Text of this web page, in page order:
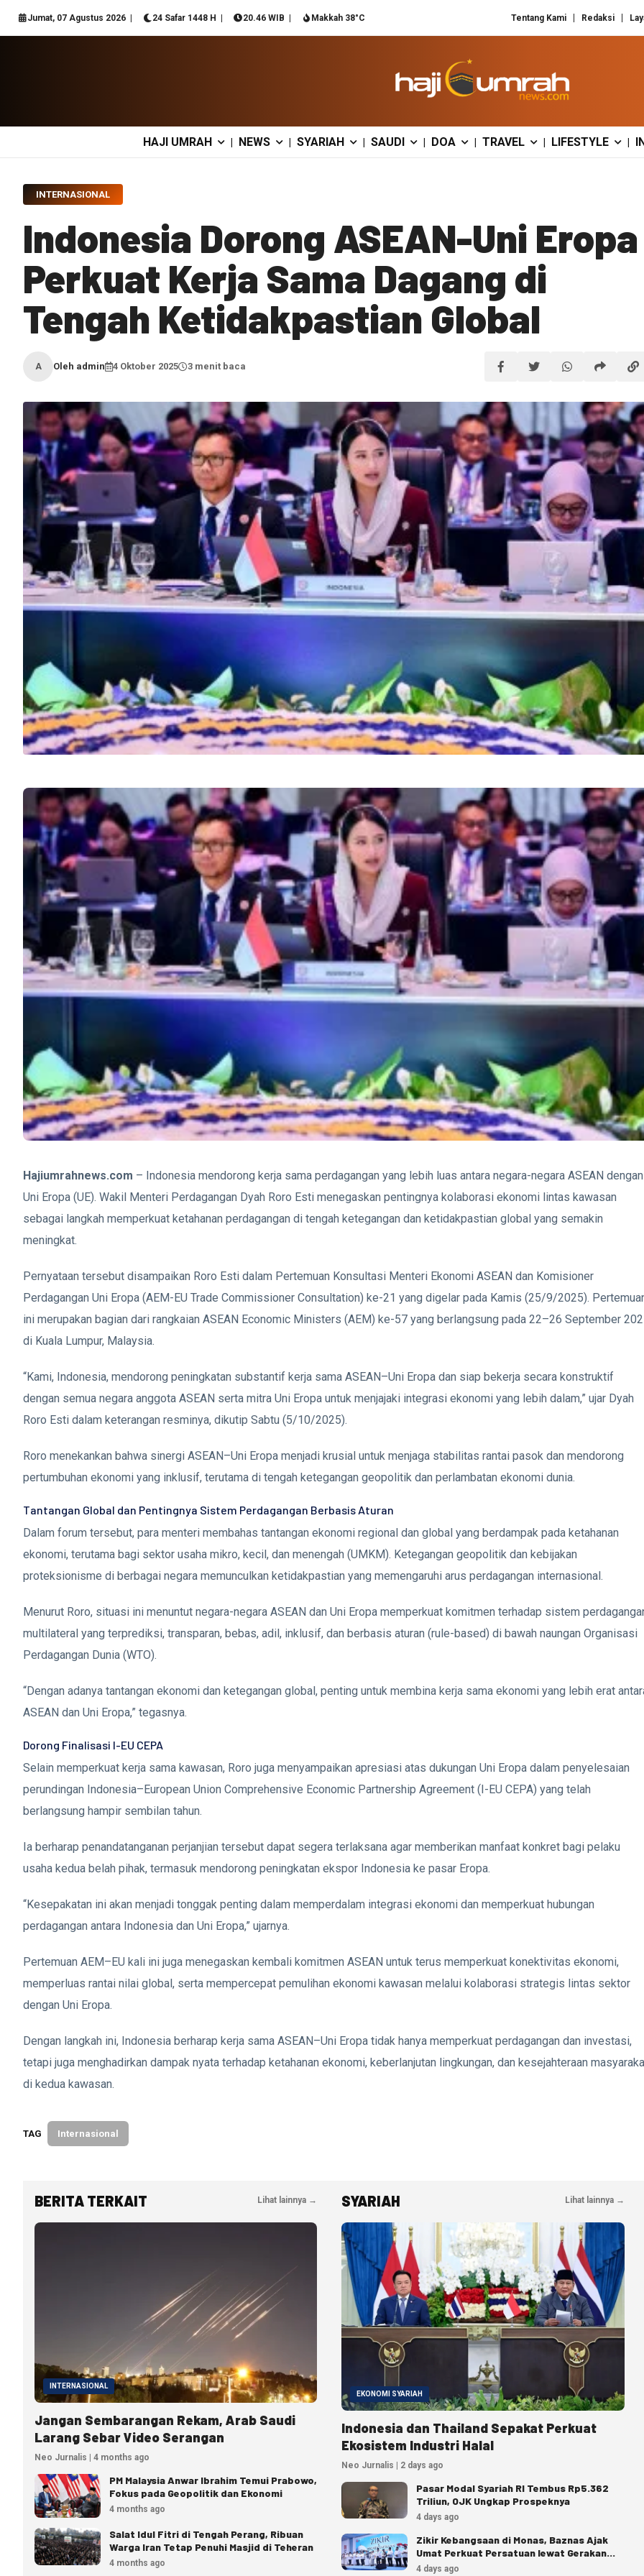
Jumat, 07 Agustus 2026 24 Safar 1448 H 20.46 WIB Makkah 38°C Tentang Kami Redaksi
HAJI UMRAH | NEWS | SYARIAH | SAUDI | DOA | TRAVEL | LIFESTYLE |
INTERNASIONAL
Indonesia Dorong ASEAN-Uni Eropa
Perkuat Kerja Sama Dagang di
Tengah Ketidakpastian Global
A Oleh admin 4 Oktober 2025 3 menit baca
Hajiumrahnews.com – Indonesia mendorong kerja sama perdagangan yang lebih luas antara negara-negara ASEAN dengan
Uni Eropa (UE). Wakil Menteri Perdagangan Dyah Roro Esti menegaskan pentingnya kolaborasi ekonomi lintas kawasan
sebagai langkah memperkuat ketahanan perdagangan di tengah ketegangan dan ketidakpastian global yang semakin
meningkat.
Pernyataan tersebut disampaikan Roro Esti dalam Pertemuan Konsultasi Menteri Ekonomi ASEAN dan Komisioner
Perdagangan Uni Eropa (AEM-EU Trade Commissioner Consultation) ke-21 yang digelar pada Kamis (25/9/2025).
ini merupakan bagian dari rangkaian ASEAN Economic Ministers (AEM) ke-57 yang berlangsung pada 22–26 September
di Kuala Lumpur, Malaysia.
“Kami, Indonesia, mendorong peningkatan substantif kerja sama ASEAN–Uni Eropa dan siap bekerja secara konstruktif
dengan semua negara anggota ASEAN serta mitra Uni Eropa untuk menjajaki integrasi ekonomi yang lebih dalam,” ujar Dyah
Roro Esti dalam keterangan resminya, dikutip Sabtu (5/10/2025).
Roro menekankan bahwa sinergi ASEAN–Uni Eropa menjadi krusial untuk menjaga stabilitas rantai pasok dan mendorong
pertumbuhan ekonomi yang inklusif, terutama di tengah ketegangan geopolitik dan perlambatan ekonomi dunia.
Tantangan Global dan Pentingnya Sistem Perdagangan Berbasis Aturan
Dalam forum tersebut, para menteri membahas tantangan ekonomi regional dan global yang berdampak pada ketahanan
ekonomi, terutama bagi sektor usaha mikro, kecil, dan menengah (UMKM). Ketegangan geopolitik dan kebijakan
proteksionisme di berbagai negara memunculkan ketidakpastian yang memengaruhi arus perdagangan internasional.
Menurut Roro, situasi ini menuntut negara-negara ASEAN dan Uni Eropa memperkuat komitmen terhadap sistem
multilateral yang terprediksi, transparan, bebas, adil, inklusif, dan berbasis aturan (rule-based) di bawah naungan Organisasi
Perdagangan Dunia (WTO).
“Dengan adanya tantangan ekonomi dan ketegangan global, penting untuk membina kerja sama ekonomi yang lebih erat
ASEAN dan Uni Eropa,” tegasnya.
Dorong Finalisasi I-EU CEPA
Selain memperkuat kerja sama kawasan, Roro juga menyampaikan apresiasi atas dukungan Uni Eropa dalam penyelesaian
perundingan Indonesia–European Union Comprehensive Economic Partnership Agreement (I-EU CEPA) yang telah
berlangsung hampir sembilan tahun.
Ia berharap penandatanganan perjanjian tersebut dapat segera terlaksana agar memberikan manfaat konkret bagi pelaku
usaha kedua belah pihak, termasuk mendorong peningkatan ekspor Indonesia ke pasar Eropa.
“Kesepakatan ini akan menjadi tonggak penting dalam memperdalam integrasi ekonomi dan memperkuat hubungan
perdagangan antara Indonesia dan Uni Eropa,” ujarnya.
Pertemuan AEM–EU kali ini juga menegaskan kembali komitmen ASEAN untuk terus memperkuat konektivitas ekonomi,
memperluas rantai nilai global, serta mempercepat pemulihan ekonomi kawasan melalui kolaborasi strategis lintas sektor
dengan Uni Eropa.
Dengan langkah ini, Indonesia berharap kerja sama ASEAN–Uni Eropa tidak hanya memperkuat perdagangan dan investasi,
tetapi juga menghadirkan dampak nyata terhadap ketahanan ekonomi, keberlanjutan lingkungan, dan kesejahteraan
di kedua kawasan.
TAG Internasional
BERITA TERKAIT Lihat lainnya →
INTERNASIONAL
Jangan Sembarangan Rekam, Arab Saudi
Larang Sebar Video Serangan
Neo Jurnalis | 4 months ago
PM Malaysia Anwar Ibrahim Temui Prabowo,
Fokus pada Geopolitik dan Ekonomi
4 months ago
Salat Idul Fitri di Tengah Perang, Ribuan
Warga Iran Tetap Penuhi Masjid di Teheran
4 months ago
SYARIAH Lihat lainnya →
EKONOMI SYARIAH
Indonesia dan Thailand Sepakat Perkuat
Ekosistem Industri Halal
Neo Jurnalis | 2 days ago
Pasar Modal Syariah RI Tembus Rp5.362
Triliun, OJK Ungkap Prospeknya
4 days ago
Zikir Kebangsaan di Monas, Baznas Ajak
Umat Perkuat Persatuan lewat Gerakan
Zakat
4 days ago